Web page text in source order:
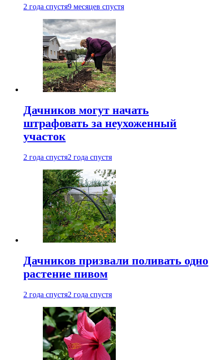
2 года спустя9 месяцев спустя
Дачников могут начать
штрафовать за неухоженный
участок
2 года спустя2 года спустя
Дачников призвали поливать одно
растение пивом
2 года спустя2 года спустя